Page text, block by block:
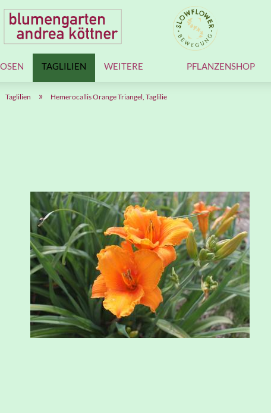
TAGLILIEN PFLANZENSHOP
WEITERE
Taglilien » Hemerocallis Orange Triangel, Taglilie